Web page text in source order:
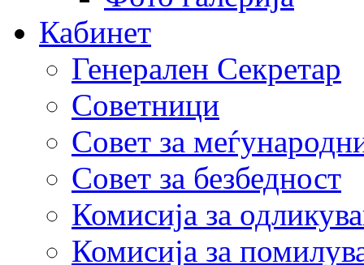
Кабинет
Генерален Секретар
Советници
Совет за
Совет за безбедност
Комисија за
Комисија за